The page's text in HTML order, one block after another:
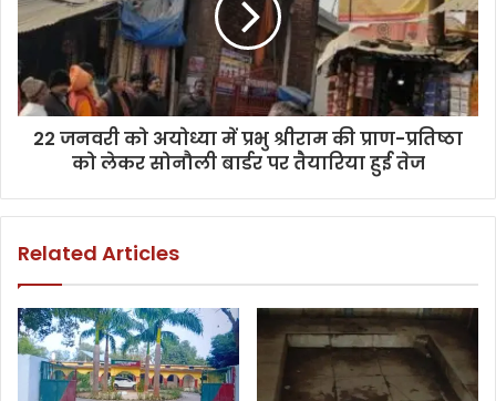
22 जनवरी को अयोध्या में प्रभु श्रीराम की प्राण-प्रतिष्ठा
को लेकर सोनौली बार्डर पर तैयारिया हुई तेज
Related Articles